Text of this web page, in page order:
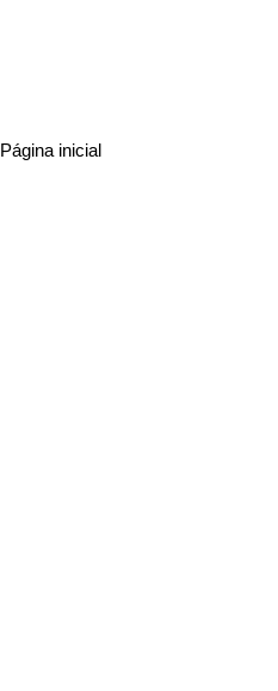
Página inicial